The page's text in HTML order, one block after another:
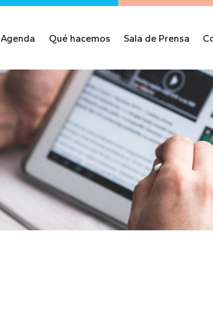
Agenda Qué hacemos Sala de Prensa